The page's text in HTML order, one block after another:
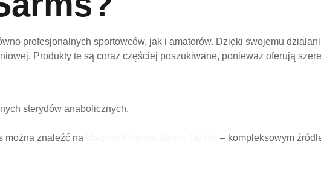
profesjonalnych sportowców, jak i amatorów. Dzięki swojemu
Produkty te są coraz częściej poszukiwane, ponieważ oferują
sterydów anabolicznych.
można znaleźć na
– kompleksowym